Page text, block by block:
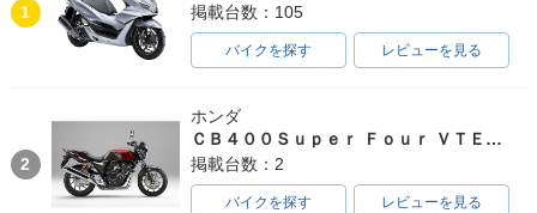
1
掲載台数：105
バイクを探す レビューを見る
2
ホンダ
ＣＢ４００Ｓｕｐｅｒ Ｆｏｕｒ ＶＴＥＣ ＳＰＥＣ３
掲載台数：2
バイクを探す レビューを見る